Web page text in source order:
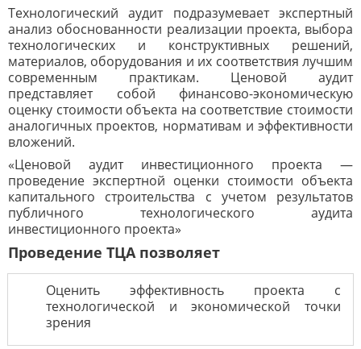
Технологический аудит подразумевает экспертный
анализ обоснованности реализации проекта, выбора
технологических и конструктивных решений,
материалов, оборудования и их соответствия лучшим
современным практикам. Ценовой аудит
представляет собой финансово-экономическую
оценку стоимости объекта на соответствие стоимости
аналогичных проектов, нормативам и эффективности
вложений.
«Ценовой аудит инвестиционного проекта —
проведение экспертной оценки стоимости объекта
капитального строительства с учетом результатов
публичного технологического аудита
инвестиционного проекта»
Проведение ТЦА позволяет
Оценить эффективность проекта с
технологической и экономической точки
зрения